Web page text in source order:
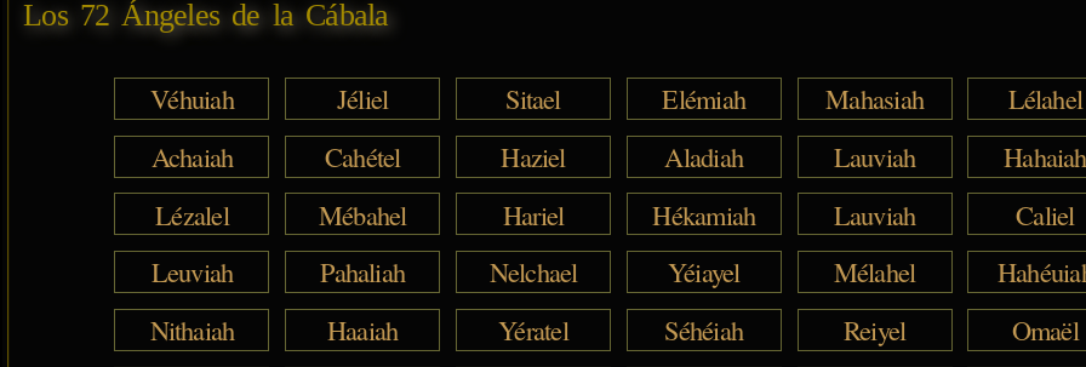
Los 72 Ángeles de la Cábala
Véhuiah Jéliel Sitael Elémiah Mahasiah
Lélahel
Achaiah
Cahétel Haziel Aladiah Lauviah
Hahaiah
Lézalel
Mébahel Hariel Hékamiah Lauviah
Caliel
Leuviah
Pahaliah Nelchael Yéiayel Mélahel
Nithaiah
Haaiah Yératel Séhéiah Reiyel
Omaël